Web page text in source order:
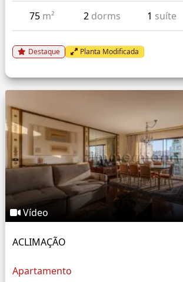
75 m² 2 dorms 1 suíte
Destaque Planta Modificada
Vídeo
ACLIMAÇÃO
Apartamento